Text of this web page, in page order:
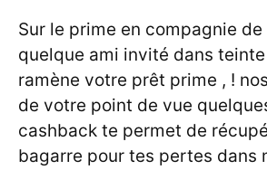
Sur le prime en compagnie
quelque ami invité dans
ramène votre prêt prime , !
de votre point de vue
cashback te permet de
bagarre pour tes pertes dans